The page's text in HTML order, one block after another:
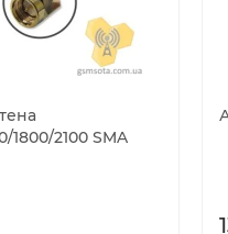
2100 SMA